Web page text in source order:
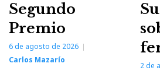
Segundo
Premio
6 de agosto de 2026
Carlos Mazarío
2 de